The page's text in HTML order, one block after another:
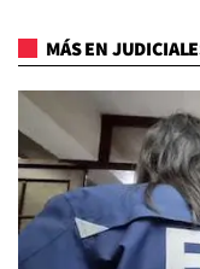
MÁS EN